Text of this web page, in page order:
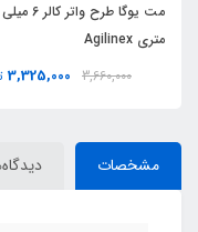
مت یوگا طرح واتر کالر 6 ميلي
متري Agilinex
3,660,000
3,325,000
مشخصات